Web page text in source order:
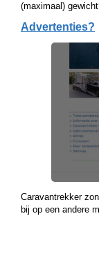
(maximaal)
Advertenties?
Caravantrekker
bij op een andere